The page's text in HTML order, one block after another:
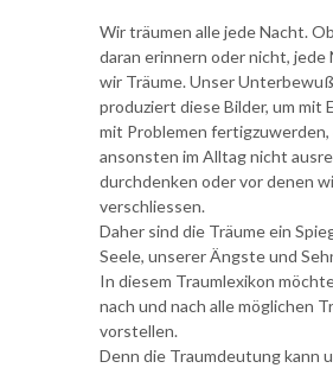
Wir träumen alle jede Nacht.
daran erinnern oder nicht, jede
wir Träume. Unser
produziert diese Bilder, um mit
mit Problemen fertigzuwerden,
ansonsten im Alltag nicht
durchdenken oder vor denen
verschliessen.
Daher sind die Träume ein
Seele, unserer Ängste und
In diesem Traumlexikon
nach und nach alle möglichen
vorstellen.
Denn die Traumdeutung kann